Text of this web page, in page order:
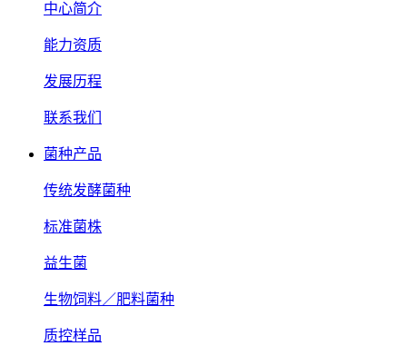
中心简介
能力资质
发展历程
联系我们
菌种产品
传统发酵菌种
标准菌株
益生菌
生物饲料／肥料菌种
质控样品